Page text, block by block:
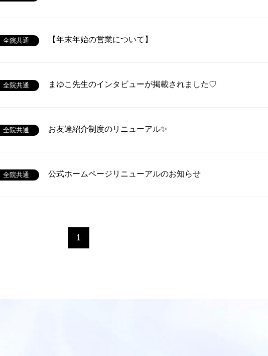
全院共通 【年末年始の営業について】
全院共通 まゆこ先生のインタビューが掲載されました♡
全院共通 お友達紹介制度のリニューアル✨
全院共通 公式ホームページリニューアルのお知らせ
1